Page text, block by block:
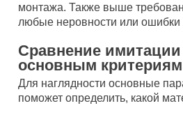
монтажа. Также выше
любые неровности или
Сравнение имитации
основным критериям
Для наглядности основные
поможет определить, какой